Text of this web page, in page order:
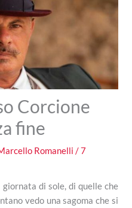
Corcione
fine
Romanelli /7
di sole, di quelle che
vedo una sagoma che si